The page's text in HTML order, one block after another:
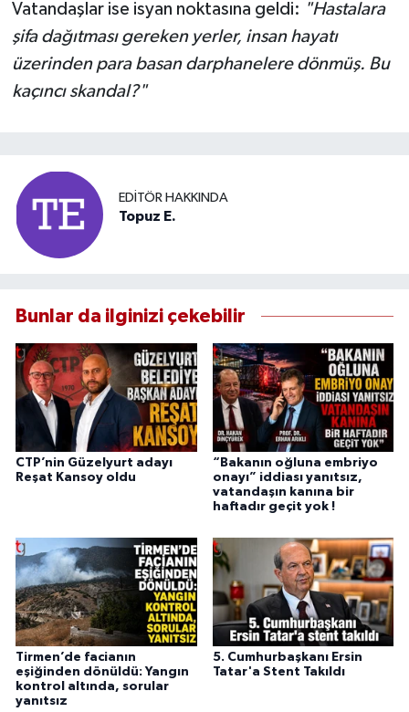
Vatandaşlar ise isyan noktasına geldi: "Hastalara
şifa dağıtması gereken yerler, insan hayatı
üzerinden para basan darphanelere dönmüş. Bu
kaçıncı skandal?"
EDITÖR HAKKINDA
Topuz E.
Bunlar da ilginizi çekebilir
CTP’nin Güzelyurt adayı
Reşat Kansoy oldu
“Bakanın oğluna embriyo
onayı” iddiası yanıtsız,
vatandaşın kanına bir
haftadır geçit yok !
Tirmen’de facianın
eşiğinden dönüldü: Yangın
kontrol altında, sorular
yanıtsız
5. Cumhurbaşkanı Ersin
Tatar'a Stent Takıldı